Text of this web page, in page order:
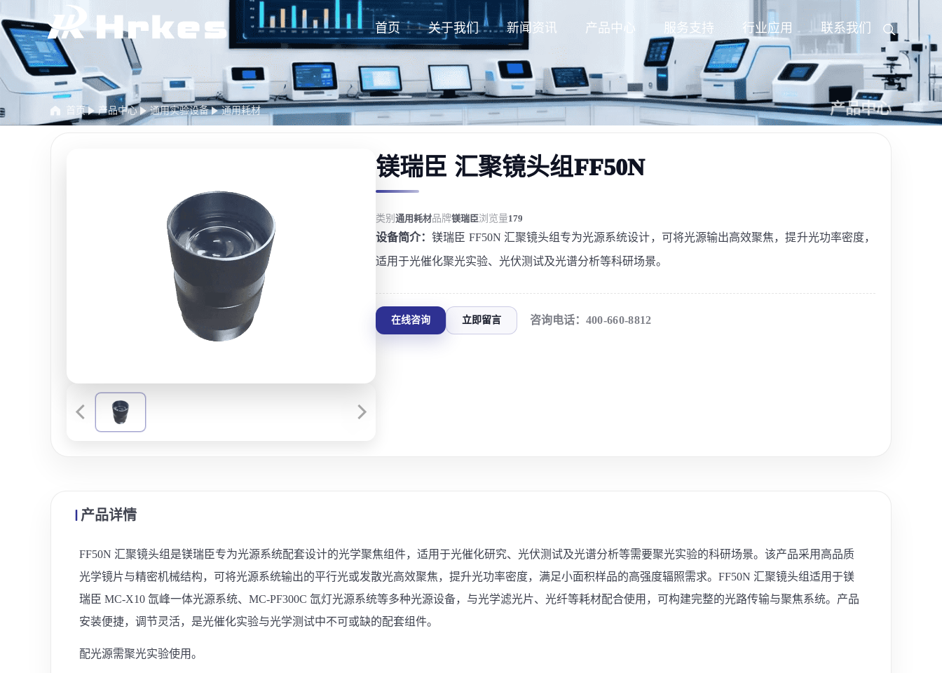
首页 关于我们 新闻资讯 产品中心 服务支持 行业应用 联系我们
首页 产品中心 通用实验设备 通用耗材 产品中心
镁瑞臣 汇聚镜头组FF50N
类别 通用耗材品牌镁瑞臣浏览量179
设备简介：镁瑞臣 FF50N 汇聚镜头组专为光源系统设计，可将光源输出高效聚焦，提升光功率密度，
适用于光催化聚光实验、光伏测试及光谱分析等科研场景。
在线咨询 立即留言 咨询电话： 400-660-8812
产品详情
FF50N 汇聚镜头组是镁瑞臣专为光源系统配套设计的光学聚焦组件，适用于光催化研究、光伏测试及光谱分析等需要聚光实验的科研场景。该产品采用高品质
光学镜片与精密机械结构，可将光源系统输出的平行光或发散光高效聚焦，提升光功率密度，满足小面积样品的高强度辐照需求。FF50N 汇聚镜头组适用于镁
瑞臣 MC-X10 氙峰一体光源系统、MC-PF300C 氙灯光源系统等多种光源设备，与光学滤光片、光纤等耗材配合使用，可构建完整的光路传输与聚焦系统。产品
安装便捷，调节灵活，是光催化实验与光学测试中不可或缺的配套组件。
配光源需聚光实验使用。